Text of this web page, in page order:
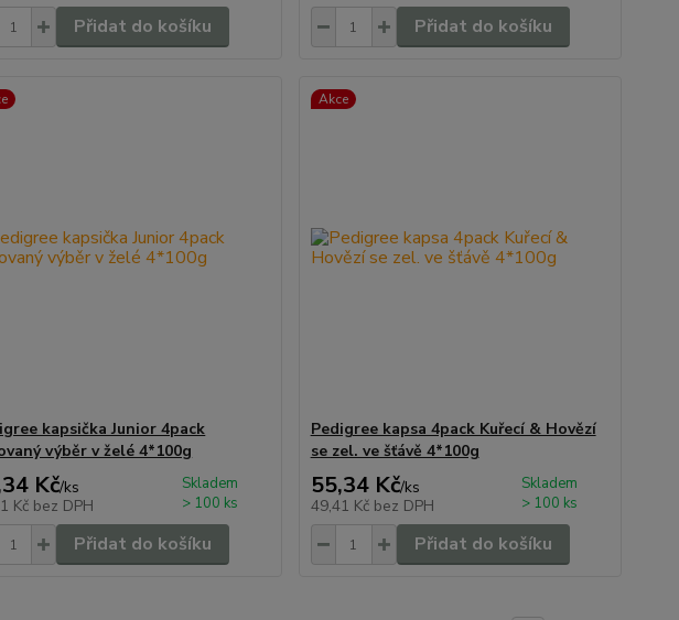
Přidat do košíku Přidat do košíku
kapsička Junior 4pack
výběr v želé 4*100g
Kč/ks
Kč bez DPH
Skladem
> 100 ks
Přidat do košíku
Akce
Pedigree kapsa 4pack Kuřecí & Hovězí
se zel. ve šťávě 4*100g
55,34 Kč/ks
49,41 Kč bez DPH
Skladem
> 100 ks
Přidat do košíku